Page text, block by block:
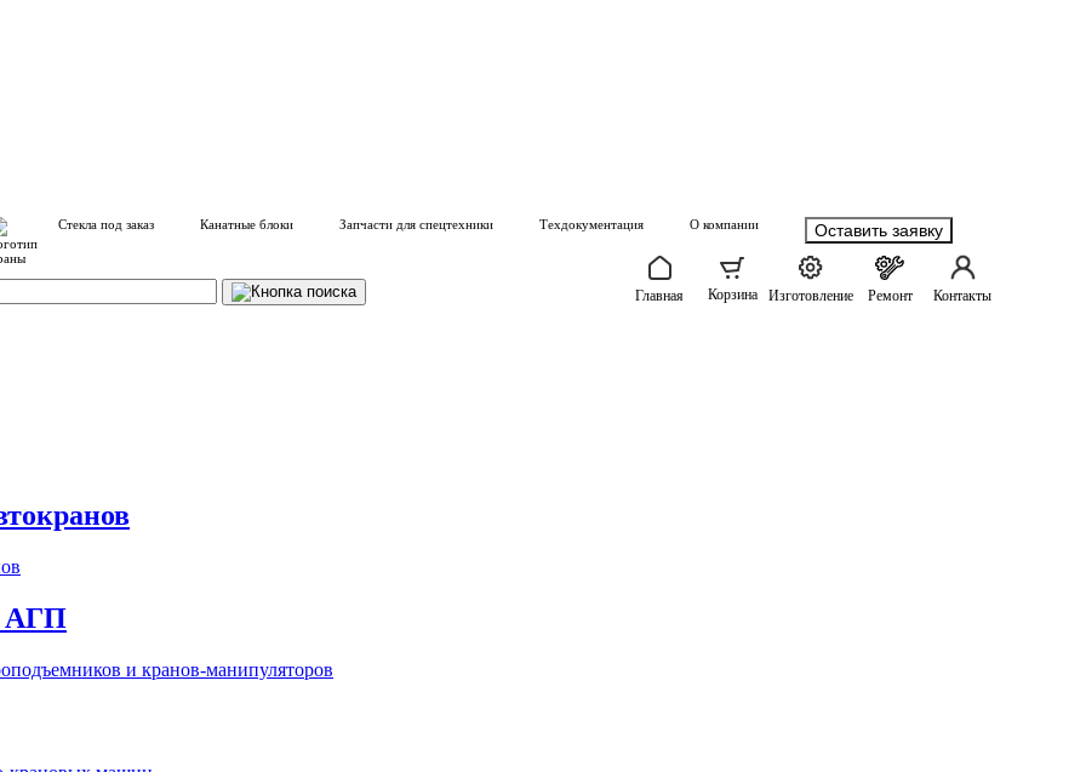
Стекла под заказ Канатные блоки Запчасти для спецтехники Техдокументация О компании Оставить заявку
Главная Корзина Изготовление Ремонт Контакты
АГП